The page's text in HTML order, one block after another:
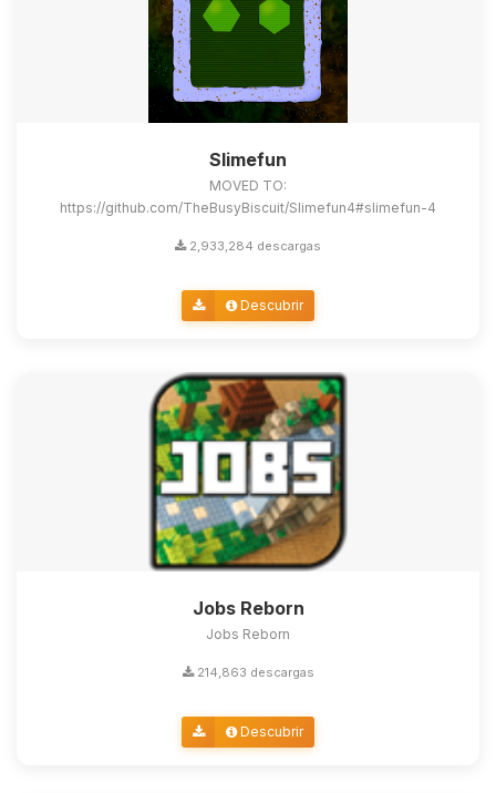
Slimefun
MOVED TO:
https://github.com/TheBusyBiscuit/Slimefun4#slimefun-4
2,933,284 descargas
Descubrir
Jobs Reborn
Jobs Reborn
214,863 descargas
Descubrir